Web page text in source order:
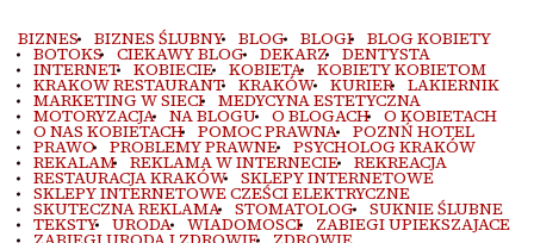
BIZNES BIZNES ŚLUBNY BLOG BLOGI BLOG KOBIETY
BOTOKS CIEKAWY BLOG DEKARZ DENTYSTA
INTERNET KOBIECIE KOBIETA KOBIETY KOBIETOM
KRAKOW RESTAURANT KRAKÓW KURIER LAKIERNIK
MARKETING W SIECI MEDYCYNA ESTETYCZNA
MOTORYZACJA NA BLOGU O BLOGACH O KOBIETACH
O NAS KOBIETACH POMOC PRAWNA POZNŃ HOTEL
PRAWO PROBLEMY PRAWNE PSYCHOLOG KRAKÓW
REKALAM REKLAMA W INTERNECIE REKREACJA
RESTAURACJA KRAKÓW SKLEPY INTERNETOWE
SKLEPY INTERNETOWE CZEŚCI ELEKTRYCZNE
SKUTECZNA REKLAMA STOMATOLOG SUKNIE ŚLUBNE
TEKSTY URODA WIADOMOSCI ZABIEGI UPIEKSZAJACE